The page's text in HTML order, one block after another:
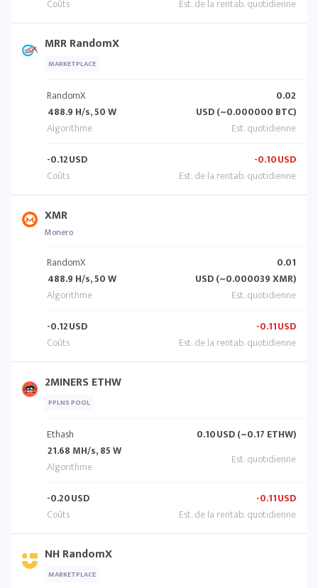
MRR RandomX
MARKETPLACE
RandomX
488.9 H/s, 50 W
0.02
USD (~0.000000 BTC)
-0.12USD -0.10USD
XMR
Monero
RandomX
488.9 H/s, 50 W
0.01
USD (~0.000039 XMR)
-0.12USD -0.11USD
2MINERS ETHW
PPLNS POOL
Ethash
21.68 MH/s, 85 W
0.10USD (~0.17 ETHW)
-0.20USD -0.11USD
NH RandomX
MARKETPLACE